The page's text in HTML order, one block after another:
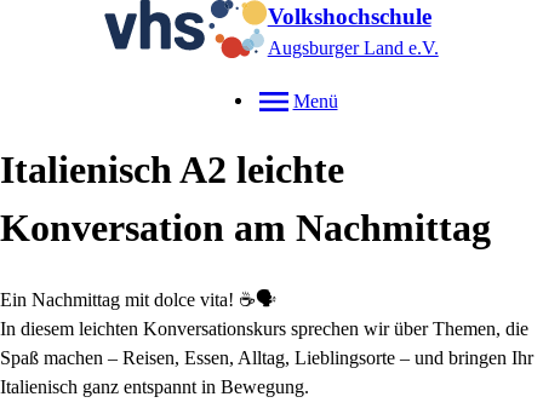
Volkshochschule
Augsburger Land e.V.
Menü
Italienisch A2 leichte
Konversation am Nachmittag
Ein Nachmittag mit dolce vita! ☕🗣️
In diesem leichten Konversationskurs sprechen wir über Themen, die
Spaß machen – Reisen, Essen, Alltag, Lieblingsorte – und bringen Ihr
Italienisch ganz entspannt in Bewegung.